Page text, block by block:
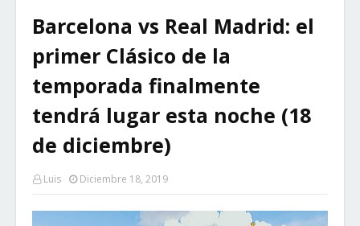
Barcelona vs Real Madrid: el
primer Clásico de la
temporada finalmente
tendrá lugar esta noche (18
de diciembre)
Luis Diciembre 18, 2019